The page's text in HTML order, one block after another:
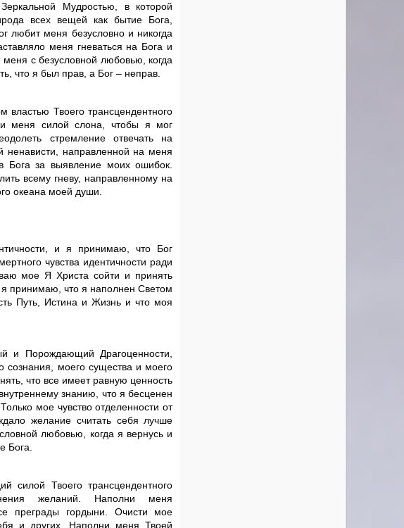
Мудростью, в которой
всех вещей как бытие Бога,
любит меня безусловно и никогда
меня гневаться на Бога и
с безусловной любовью, когда
что я был прав, а Бог – неправ.
Твоего трансцендентного
меня силой слона, чтобы я мог
стремление отвечать на
ненависти, направленной на меня
Бога за выявление моих ошибок.
всему гневу, направленному на
океана моей души.
и я принимаю, что Бог
чувства идентичности ради
мое Я Христа сойти и принять
принимаю, что я наполнен Светом
Путь, Истина и Жизнь и что моя
и Порождающий Драгоценности,
сознания, моего существа и моего
что все имеет равную ценность
знанию, что я бесценен
мое чувство отделенности от
желание считать себя лучше
любовью, когда я вернусь и
Бога.
силой Твоего трансцендентного
желаний. Наполни меня
преграды гордыни. Очисти мое
и других. Наполни меня Твоей